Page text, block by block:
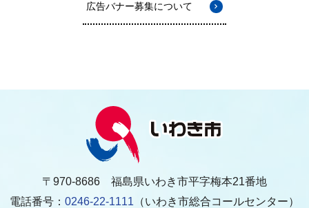
広告バナー募集について
〒970-8686 福島県いわき市平字梅本21番地
電話番号： 0246-22-1111 （いわき市総合コールセンター）